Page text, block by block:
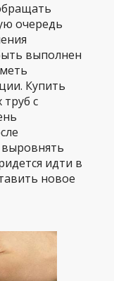
очередь
выполнен
Купить
с
выровнять
идти в
новое